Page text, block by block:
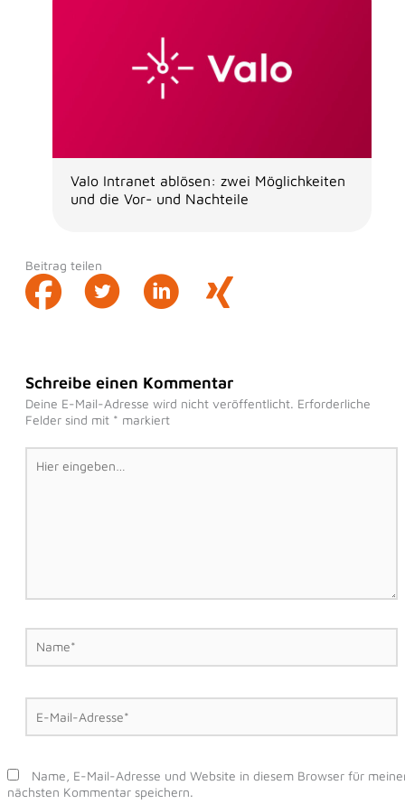
Valo Intranet ablösen: zwei Möglichkeiten
und die Vor- und Nachteile
Beitrag teilen
Schreibe einen Kommentar
Deine E-Mail-Adresse wird nicht veröffentlicht. Erforderliche
Felder sind mit * markiert
Hier
eingeben…
Name*
E-
Mail-
Adresse*
Name, E-Mail-Adresse und Website in diesem Browser für
nächsten Kommentar speichern.